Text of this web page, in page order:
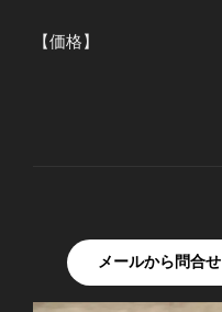
【価格】
メールから問合せ